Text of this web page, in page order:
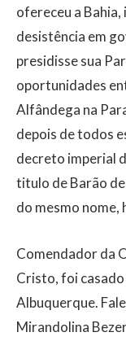
ofereceu a Bahia,
desistência em
presidisse sua
oportunidades
Alfândega na
depois de todos
decreto imperial
titulo de Barão
do mesmo nome,
Comendador da
Cristo, foi
Albuquerque.
Mirandolina